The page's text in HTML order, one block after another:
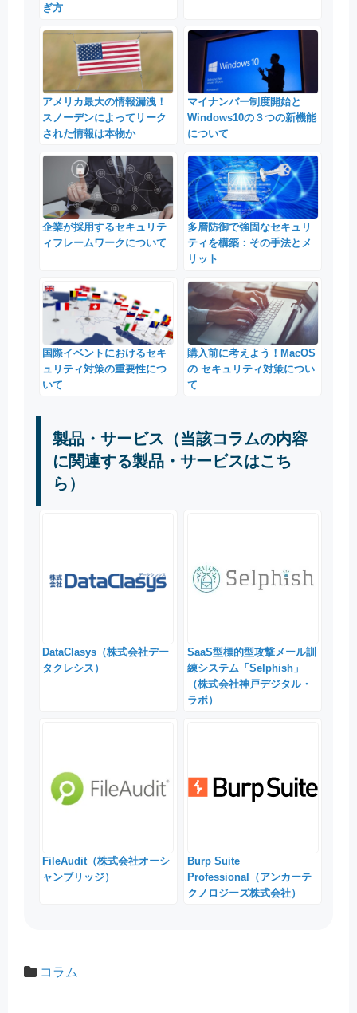
ぎ方
アメリカ最大の情報漏洩！
スノーデンによってリーク
された情報は本物か
マイナンバー制度開始と
Windows10の３つの新機能
について
企業が採用するセキュリテ
ィフレームワークについて
多層防御で強固なセキュリ
ティを構築：その手法とメ
リット
国際イベントにおけるセキ
ュリティ対策の重要性につ
いて
購入前に考えよう！MacOS
の セキュリティ対策につい
て
製品・サービス（当該コラムの内容
に関連する製品・サービスはこち
ら）
DataClasys（株式会社デー
タクレシス）
SaaS型標的型攻撃メール訓
練システム「Selphish」
（株式会社神戸デジタル・
ラボ）
FileAudit（株式会社オーシ
ャンブリッジ）
Burp Suite
Professional（アンカーテ
クノロジーズ株式会社）
コラム